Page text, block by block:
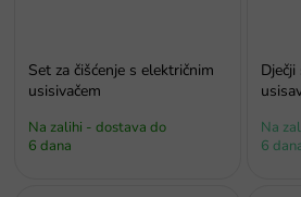
Set za čišćenje s električnim
usisivačem
Na zalihi - dostava do
6 dana
Dječji
Na
6